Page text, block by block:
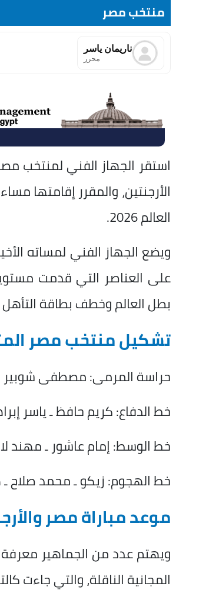
منتخب مصر
ناريمان ياسر
محرر
استقر الجهاز الفني لمنتخب
العالم 2026.
ويضع الجهاز الفني لمساته
على العناصر التي قدمت
بطل العالم وخطف بطاقة التأهل
تشكيل منتخب مصر
حراسة المرمى: مصطفى شوبير
خط الدفاع: كريم حافظ ـ ياسر
خط الوسط: إمام عاشور ـ مهند
خط الهجوم: زيكو ـ محمد صلاح
موعد مباراة مصر
ويهتم عدد من الجماهير معرفة
المجانية الناقلة، والتي جاءت